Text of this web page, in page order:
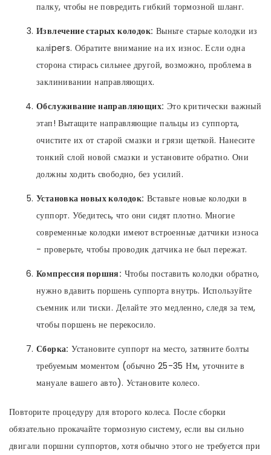
палку, чтобы не повредить гибкий тормозной шланг.
Извлечение старых колодок: Выньте старые колодки из
калipers. Обратите внимание на их износ. Если одна
сторона стирась сильнее другой, возможно, проблема в
заклинивании направляющих.
Обслуживание направляющих: Это критически важный
этап! Вытащите направляющие пальцы из суппорта,
очистите их от старой смазки и грязи щеткой. Нанесите
тонкий слой новой смазки и установите обратно. Они
должны ходить свободно, без усилий.
Установка новых колодок: Вставьте новые колодки в
суппорт. Убедитесь, что они сидят плотно. Многие
современные колодки имеют встроенные датчики износа
- проверьте, чтобы проводик датчика не был пережат.
Компрессия поршня: Чтобы поставить колодки обратно,
нужно вдавить поршень суппорта внутрь. Используйте
съемник или тиски. Делайте это медленно, следя за тем,
чтобы поршень не перекосило.
Сборка: Установите суппорт на место, затяните болты
требуемым моментом (обычно 25-35 Нм, уточните в
мануале вашего авто). Установите колесо.
Повторите процедуру для второго колеса. После сборки
обязательно прокачайте тормозную систему, если вы сильно
двигали поршни суппортов, хотя обычно этого не требуется при